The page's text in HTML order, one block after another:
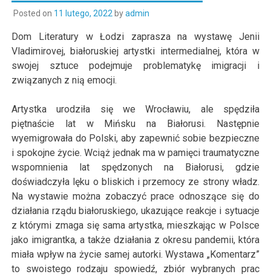
Posted on 11 lutego, 2022 byadmin
Dom Literatury w Łodzi zaprasza na wystawę Jenii
Vladimirovej, białoruskiej artystki intermedialnej, która w
swojej sztuce podejmuje problematykę imigracji i
związanych z nią emocji.
Artystka urodziła się we Wrocławiu, ale spędziła
piętnaście lat w Mińsku na Białorusi. Następnie
wyemigrowała do Polski, aby zapewnić sobie bezpieczne
i spokojne życie. Wciąż jednak ma w pamięci traumatyczne
wspomnienia lat spędzonych na Białorusi, gdzie
doświadczyła lęku o bliskich i przemocy ze strony władz.
Na wystawie można zobaczyć prace odnoszące się do
działania rządu białoruskiego, ukazujące reakcje i sytuacje
z którymi zmaga się sama artystka, mieszkając w Polsce
jako imigrantka, a także działania z okresu pandemii, która
miała wpływ na życie samej autorki. Wystawa „Komentarz”
to swoistego rodzaju spowiedź, zbiór wybranych prac